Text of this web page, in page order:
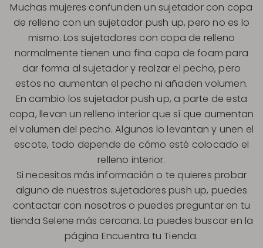
Muchas mujeres confunden un sujetador con copa
de relleno con un sujetador push up, pero no es lo
mismo. Los sujetadores con copa de relleno
normalmente tienen una fina capa de foam para
dar forma al sujetador y realzar el pecho, pero
estos no aumentan el pecho ni añaden volumen.
En cambio los sujetador push up, a parte de esta
copa, llevan un relleno interior que sí que aumentan
el volumen del pecho. Algunos lo levantan y unen el
escote, todo depende de cómo esté colocado el
relleno interior.
Si necesitas más información o te quieres probar
alguno de nuestros sujetadores push up, puedes
contactar con nosotros o puedes preguntar en tu
tienda Selene más cercana. La puedes buscar en la
página Encuentra tu Tienda.